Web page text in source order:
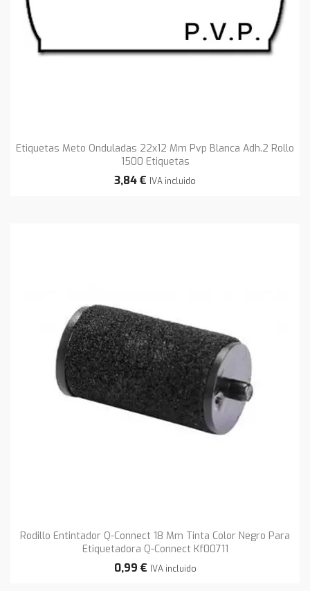
Etiquetas Meto Onduladas 22x12 Mm Pvp Blanca Adh.2 Rollo
1500 Etiquetas
3,84 € IVA incluido
Rodillo Entintador Q-Connect 18 Mm Tinta Color Negro Para
Etiquetadora Q-Connect Kf00711
0,99 € IVA incluido